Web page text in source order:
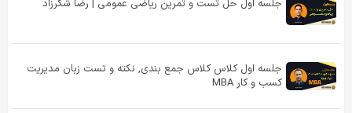
جلسه اول حل تست و تمرین ریاضی عمومی | رضا شکرزاد
جلسه اول کلاس کلاس جمع بندی, نکته و تست زبان مدیریت
کسب و کار MBA